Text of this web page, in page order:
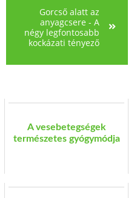
Gorcső alatt az
anyagcsere - A
négy legfontosabb
kockázati tényező
A vesebetegségek
természetes gyógymódja